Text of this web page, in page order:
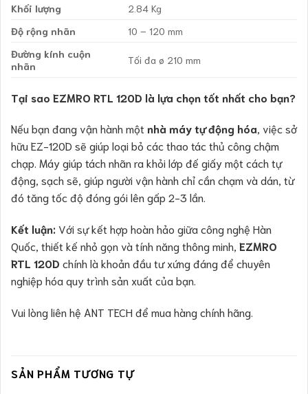
Khối lượng
2.84 Kg
Độ rộng nhãn
10 – 120 mm
Đường kính cuộn
nhãn
Tối đa ø 210 mm
Tại sao EZMRO RTL 120D là lựa chọn tốt nhất cho bạn?
Nếu bạn đang vận hành một nhà máy tự động hóa, việc sở
hữu EZ-120D sẽ giúp loại bỏ các thao tác thủ công chậm
chạp. Máy giúp tách nhãn ra khỏi lớp đế giấy một cách tự
động, sạch sẽ, giúp người vận hành chỉ cần chạm và dán, từ
đó tăng tốc độ đóng gói lên gấp 2-3 lần.
Kết luận: Với sự kết hợp hoàn hảo giữa công nghệ Hàn
Quốc, thiết kế nhỏ gọn và tính năng thông minh, EZMRO
RTL 120D chính là khoản đầu tư xứng đáng để chuyên
nghiệp hóa quy trình sản xuất của bạn.
Vui lòng liên hệ ANT TECH để mua hàng chính hãng.
SẢN PHẨM TƯƠNG TỰ